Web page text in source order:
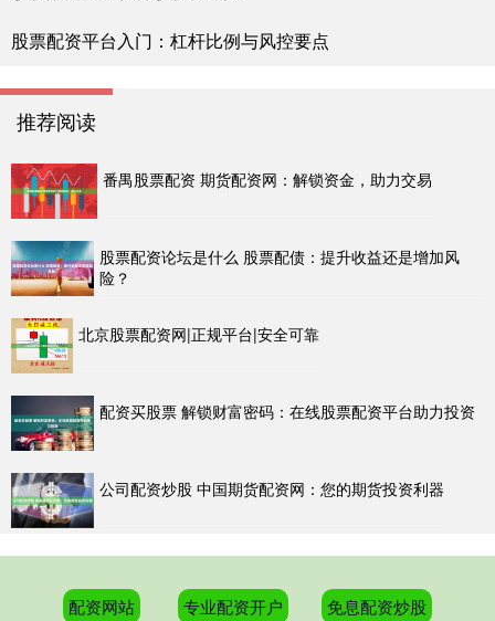
股票配资平台入门：杠杆比例与风控要点
推荐阅读
番禺股票配资 期货配资网：解锁资金，助力交易
股票配资论坛是什么 股票配债：提升收益还是增加风
险？
北京股票配资网|正规平台|安全可靠
配资买股票 解锁财富密码：在线股票配资平台助力投资
公司配资炒股 中国期货配资网：您的期货投资利器
配资网站 专业配资开户 免息配资炒股